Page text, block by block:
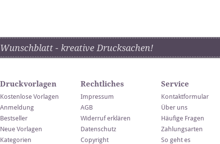
Wunschblatt - kreative Drucksachen!
Druckvorlagen
Kostenlose Vorlagen
Anmeldung
Bestseller
Neue Vorlagen
Kategorien
Rechtliches
Impressum
AGB
Widerruf erklären
Datenschutz
Copyright
Service
Kontaktformular
Über uns
Häufige Fragen
Zahlungsarten
So geht es